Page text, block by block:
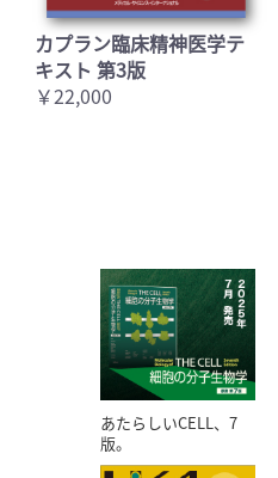
カプラン臨床精神医学テ
キスト 第3版
￥22,000
あたらしいCELL、7
版。